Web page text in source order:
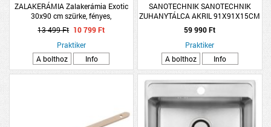
ZALAKERÁMIA Zalakerámia Exotic
30x90 cm szürke, fényes,
betonhatású, fali csempe
13 499 Ft 10 799 Ft
Praktiker
A bolthoz
Info
SANOTECHNIK SANOTECHNIK
ZUHANYTÁLCA AKRIL 91X91X15CM
SZÖGLETES
59 990 Ft
Praktiker
A bolthoz
Info